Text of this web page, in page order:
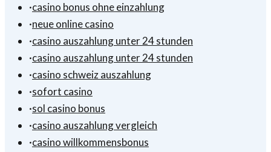
·casino bonus ohne einzahlung
·neue online casino
·casino auszahlung unter 24 stunden
·casino auszahlung unter 24 stunden
·casino schweiz auszahlung
·sofort casino
·sol casino bonus
·casino auszahlung vergleich
·casino willkommensbonus